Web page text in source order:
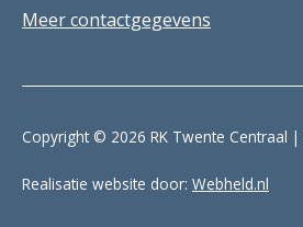
Meer contactgegevens
Copyright © 2026 RK Twente Centraal |
Realisatie website door: Webheld.nl